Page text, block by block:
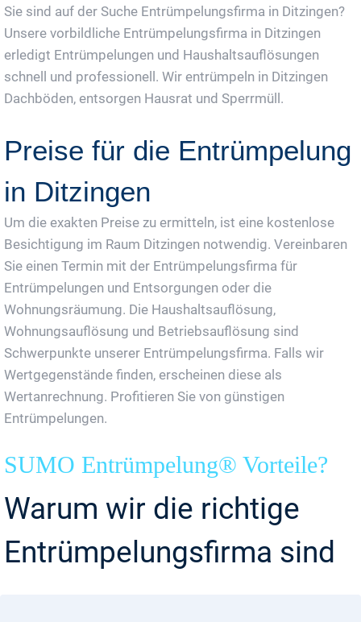
Sie sind auf der Suche Entrümpelungsfirma in Ditzingen?
Unsere vorbildliche Entrümpelungsfirma in Ditzingen
erledigt Entrümpelungen und Haushaltsauflösungen
schnell und professionell. Wir entrümpeln in Ditzingen
Dachböden, entsorgen Hausrat und Sperrmüll.
Preise für die Entrümpelung
in Ditzingen
Um die exakten Preise zu ermitteln, ist eine kostenlose
Besichtigung im Raum Ditzingen notwendig. Vereinbaren
Sie einen Termin mit der Entrümpelungsfirma für
Entrümpelungen und Entsorgungen oder die
Wohnungsräumung. Die Haushaltsauflösung,
Wohnungsauflösung und Betriebsauflösung sind
Schwerpunkte unserer Entrümpelungsfirma. Falls wir
Wertgegenstände finden, erscheinen diese als
Wertanrechnung. Profitieren Sie von günstigen
Entrümpelungen.
SUMO Entrümpelung® Vorteile?
Warum wir die richtige
Entrümpelungsfirma sind